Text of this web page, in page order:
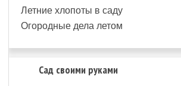
Летние хлопоты в саду
Огородные дела летом
Сад своими руками